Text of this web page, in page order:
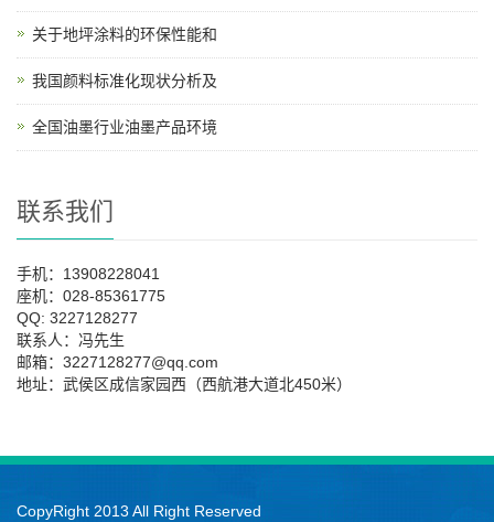
关于地坪涂料的环保性能和
我国颜料标准化现状分析及
全国油墨行业油墨产品环境
联系我们
手机：13908228041
座机：028-85361775
QQ: 3227128277
联系人：冯先生
邮箱：3227128277@qq.com
地址：武侯区成信家园西（西航港大道北450米）
CopyRight 2013 All Right Reserved